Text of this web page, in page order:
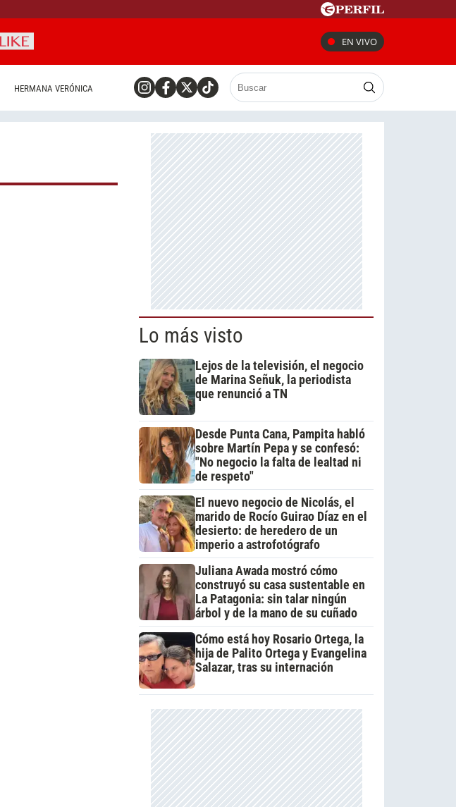
EN VIVO
HERMANA VERÓNICA
Lo más visto
Lejos de la televisión, el negocio
de Marina Señuk, la periodista
que renunció a TN
Desde Punta Cana, Pampita habló
sobre Martín Pepa y se confesó:
"No negocio la falta de lealtad ni
de respeto"
El nuevo negocio de Nicolás, el
marido de Rocío Guirao Díaz en el
desierto: de heredero de un
imperio a astrofotógrafo
Juliana Awada mostró cómo
construyó su casa sustentable en
La Patagonia: sin talar ningún
árbol y de la mano de su cuñado
Cómo está hoy Rosario Ortega, la
hija de Palito Ortega y Evangelina
Salazar, tras su internación